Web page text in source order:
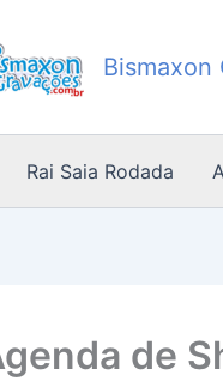
Rai Saia Rodada
de